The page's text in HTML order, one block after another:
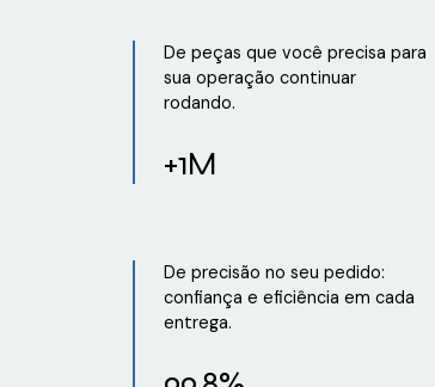
De peças que você precisa para
sua operação continuar
rodando.
+1M
De precisão no seu pedido:
confiança e eficiência em cada
entrega.